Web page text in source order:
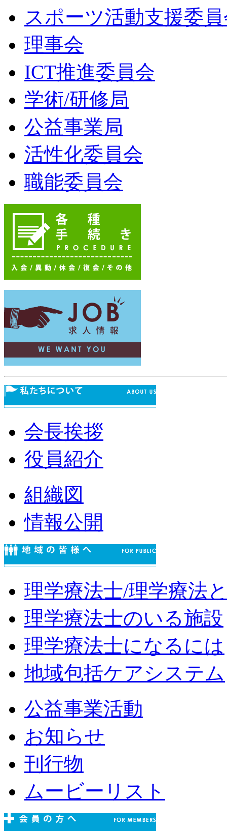
スポーツ活動支援委
理事会
ICT推進委員会
学術/研修局
公益事業局
活性化委員会
職能委員会
会長挨拶
役員紹介
組織図
情報公開
理学療法士/理学療法
理学療法士のいる施設
理学療法士になるには
地域包括ケアシステム
公益事業活動
お知らせ
刊行物
ムービーリスト